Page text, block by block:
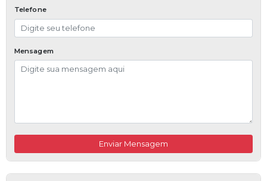
Telefone
Mensagem
Enviar Mensagem